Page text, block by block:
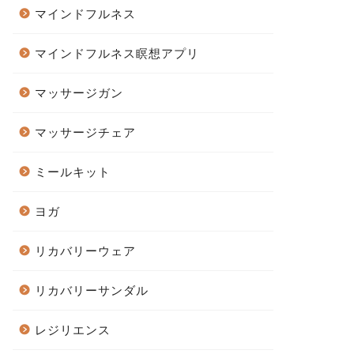
マインドフルネス
マインドフルネス瞑想アプリ
マッサージガン
マッサージチェア
ミールキット
ヨガ
リカバリーウェア
リカバリーサンダル
レジリエンス